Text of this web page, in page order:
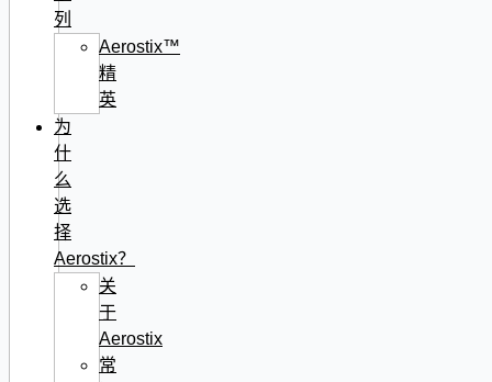
列
Aerostix™
精
英
为
什
么
选
择
Aerostix？
关
于
Aerostix
常